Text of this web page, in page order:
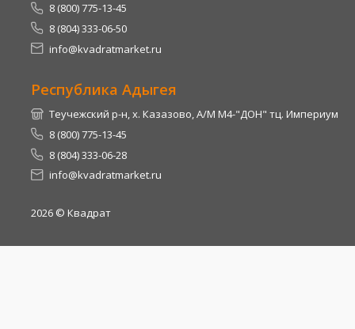
8 (800) 775-13-45
8 (804) 333-06-50
info@kvadratmarket.ru
Республика Адыгея
Теучежский р-н, х. Казазово, А/М М4-"ДОН" тц. Империум
8 (800) 775-13-45
8 (804) 333-06-28
info@kvadratmarket.ru
2026 © Квадрат